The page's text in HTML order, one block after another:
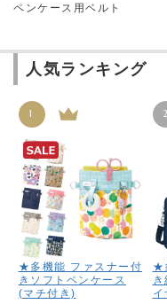
ペンケース用ベルト
人気ランキング
1
★多機能 ファスナー付
きソフトペンケース
(マチ付き)
2
★
イ